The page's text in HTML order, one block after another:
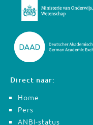
Direct naar:
Home
Pers
ANBI-status